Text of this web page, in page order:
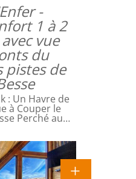
-
1 à 2
vue
du
pistes de
: Un Havre de
à Couper le
Perché au…